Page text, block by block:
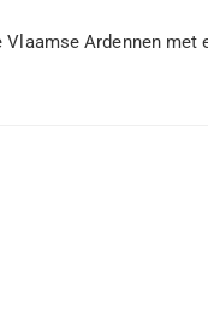
Ardennen met